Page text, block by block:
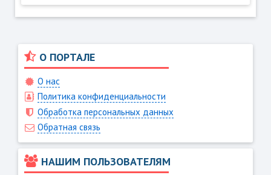
О ПОРТАЛЕ
О нас
Политика конфиденциальности
Обработка персональных данных
Обратная связь
НАШИМ ПОЛЬЗОВАТЕЛЯМ